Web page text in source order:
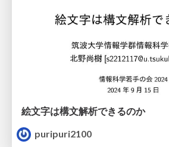
絵文字は構文解析できるのか
puripuri2100